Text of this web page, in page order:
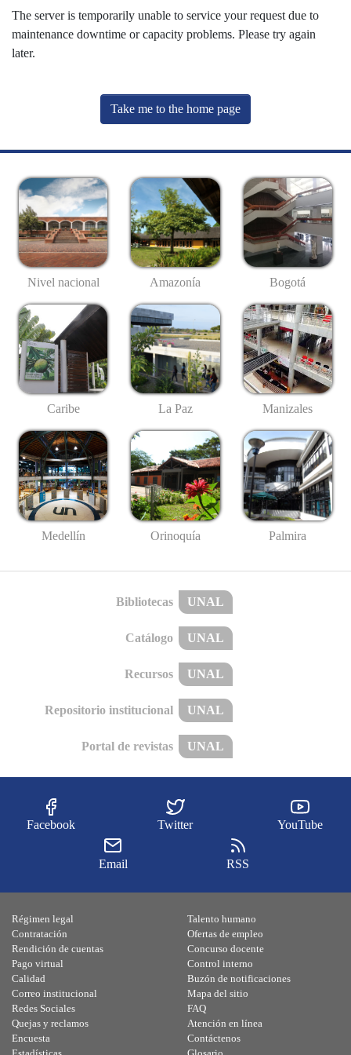
The server is temporarily unable to service your request due to
maintenance downtime or capacity problems. Please try again
later.
Take me to the home page
Nivel nacional Amazonía Bogotá
Caribe La Paz Manizales
Medellín Orinoquía Palmira
Bibliotecas UNAL
Catálogo UNAL
Recursos UNAL
Repositorio institucional UNAL
Portal de revistas UNAL
Facebook Twitter YouTube
Email RSS
Régimen legal
Contratación
Rendición de cuentas
Pago virtual
Calidad
Talento humano
Ofertas de empleo
Concurso docente
Control interno
Buzón de notificaciones
Correo institucional
Redes Sociales
Quejas y reclamos
Encuesta
Mapa del sitio
FAQ
Atención en línea
Contáctenos